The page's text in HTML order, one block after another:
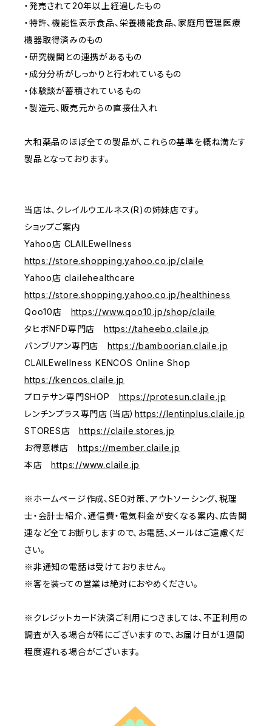
・発売されて20年以上経過したもの
・特許、機能性表示食品、栄養機能食品、家庭用管理医療
機器取得済みのもの
・研究機関との連携があるもの
・成分分析がしっかりと行われているもの
・体験談が蓄積されているもの
・製造元、販売元からの直接仕入れ
大和薬品のほぼ全ての製品が、これらの基準を概ね満たす
製品となっております。
当店は、クレイルウエルネス(R)の姉妹店です。
ショップご案内
Yahoo店 CLAILEwellness
https://store.shopping.yahoo.co.jp/claile
Yahoo店 clailehealthcare
https://store.shopping.yahoo.co.jp/healthiness
Qoo10店 https://www.qoo10.jp/shop/claile
タヒボNFD専門店https://taheebo.claile.jp
バンブリアン専門店https://bamboorian.claile.jp
CLAILEwellness KENCOS Online Shop
https://kencos.claile.jp
プロテサン専門SHOP https://protesun.claile.jp
レンチンプラス専門店（当店）https://lentinplus.claile.jp
STORES店https://claile.stores.jp
お得意様店 https://member.claile.jp
本店https://www.claile.jp
※ホームページ作成、SEO対策、アウトソーシング、税理
士・会計士紹介、通信費・電気料金が安くなる案内、広告関
連など全てお断りしますので、お電話、メールはご遠慮くだ
さい。
※非通知の電話は受けておりません。
※客を装っての営業は絶対におやめください。
※クレジットカード決済ご利用につきましては、不正利用の
調査が入る場合が稀にございますので、お届け日が１週間
程度遅れる場合がございます。